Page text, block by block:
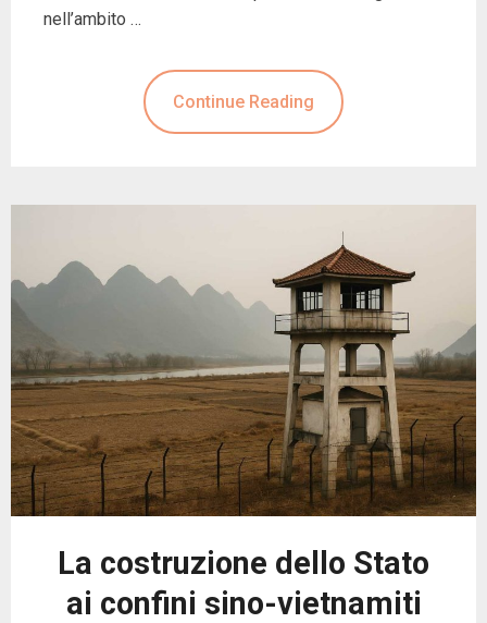
nell’ambito …
Continue Reading
La costruzione dello Stato
ai confini sino-vietnamiti